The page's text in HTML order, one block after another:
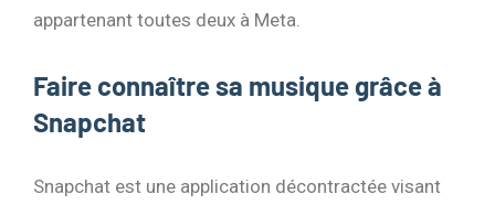
appartenant toutes deux à Meta.
Faire connaître sa musique grâce à
Snapchat
Snapchat est une application décontractée visant